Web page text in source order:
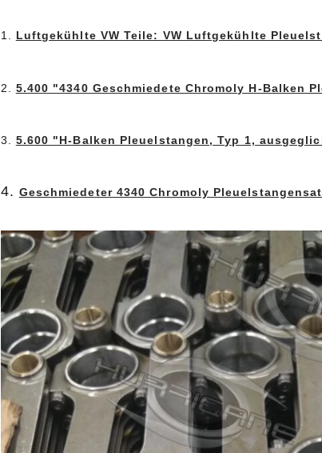
1. Luftgekühlte VW Teile: VW Luftgekühlte
2. 5.400 "4340 Geschmiedete Chromoly H-Balken
3. 5.600 "H-Balken Pleuelstangen, Typ 1,
4. Geschmiedeter 4340 Chromoly